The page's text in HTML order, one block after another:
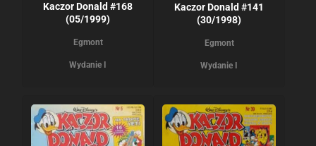
Kaczor Donald #168
(05/1999)
Egmont
Wydanie I
Kaczor Donald #141
(30/1998)
Egmont
Wydanie I